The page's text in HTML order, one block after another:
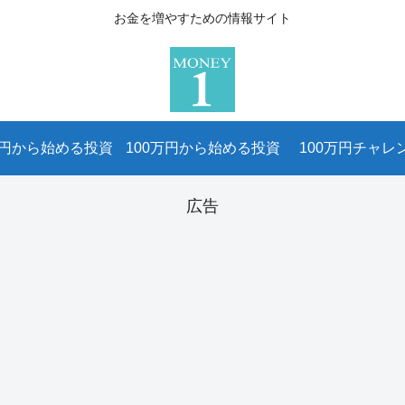
お金を増やすための情報サイト
から始める投資 100万円から始める投資 100万円チャレ
広告